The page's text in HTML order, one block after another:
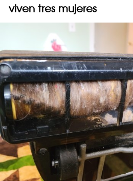
viven tres mujeres